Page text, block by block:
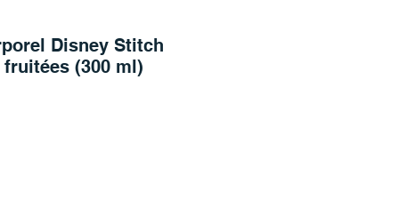
Disney Stitch
(300 ml)